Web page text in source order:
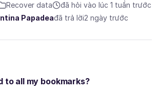
Recover data
đã hỏi vào lúc 1 tuần trước
Papadeađã trả lời2 ngày trước
to all my bookmarks?